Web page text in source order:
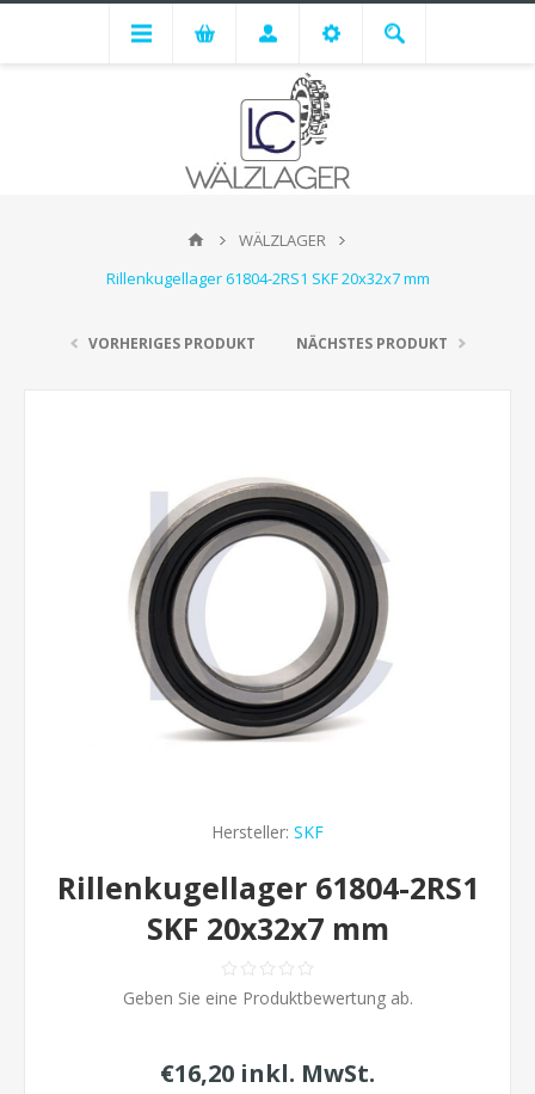
WÄLZLAGER
Rillenkugellager 61804-2RS1 SKF 20x32x7 mm
VORHERIGES PRODUKT NÄCHSTES PRODUKT
Hersteller: SKF
Rillenkugellager 61804-2RS1
SKF 20x32x7 mm
Geben Sie eine Produktbewertung ab.
€16,20 inkl. MwSt.